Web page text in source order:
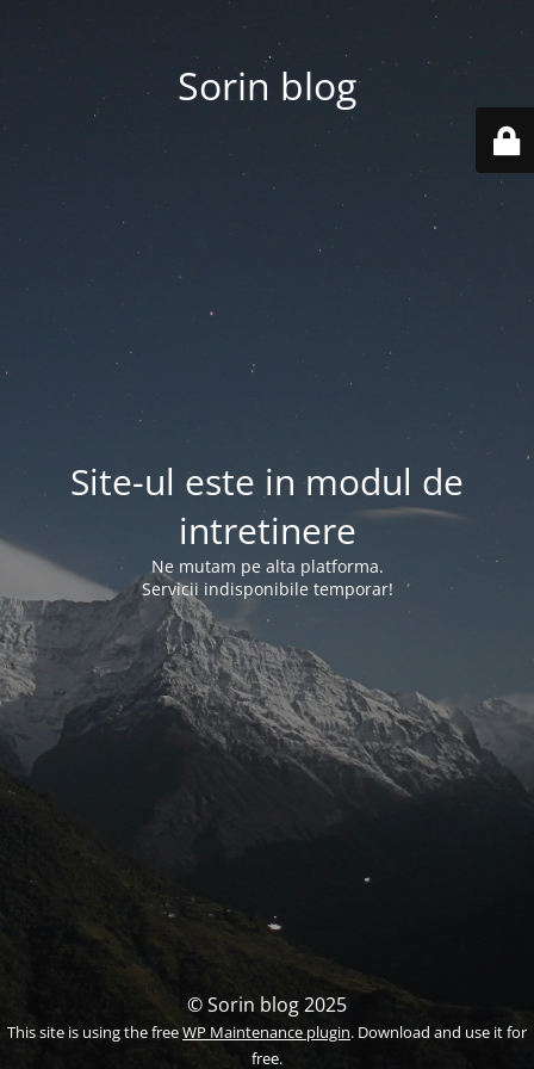
Sorin blog
Site-ul este in modul de
intretinere
Ne mutam pe alta platforma.
Servicii indisponibile temporar!
© Sorin blog 2025
This site is using the freeWP Maintenance plugin. Download and use it for
free.